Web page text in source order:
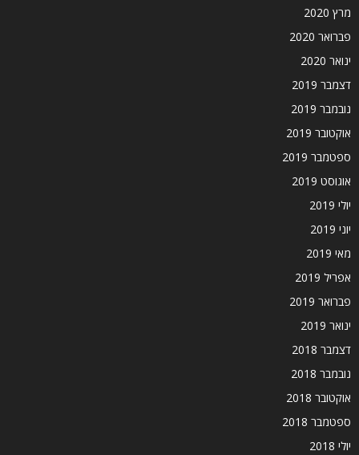
מרץ 2020
פברואר 2020
ינואר 2020
דצמבר 2019
נובמבר 2019
אוקטובר 2019
ספטמבר 2019
אוגוסט 2019
יולי 2019
יוני 2019
מאי 2019
אפריל 2019
פברואר 2019
ינואר 2019
דצמבר 2018
נובמבר 2018
אוקטובר 2018
ספטמבר 2018
יולי 2018